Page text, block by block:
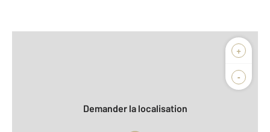
+
-
Biens vendus
Demander la localisation